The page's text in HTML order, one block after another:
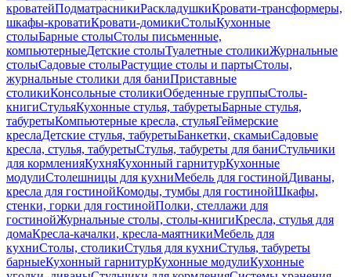
кроватейПодматрасникиРаскладушкиКровати-трансформеры,
шкафы-кроватиКровати-домикиСтолыКухонные
столыБарные столыСтолы письменные,
компьютерныеДетские столыТуалетные столикиЖурнальные
столыСадовые столыРастущие столы и партыСтолы,
журнальные столики для баниПриставные
столикиКонсольные столикиОбеденные группыСтолы-
книгиСтульяКухонные стулья, табуретыБарные стулья,
табуретыКомпьютерные кресла, стульяГеймерские
креслаДетские стулья, табуретыБанкетки, скамьиСадовые
кресла, стулья, табуретыСтулья, табуреты для баниСтульчики
для кормленияКухняКухонный гарнитурКухонные
модулиСтолешницы для кухниМебель для гостинойДиваны,
кресла для гостинойКомоды, тумбы для гостинойШкафы,
стенки, горки для гостинойПолки, стеллажи для
гостинойЖурнальные столы, столы-книгиКресла, стулья для
домаКресла-качалки, кресла-маятникиМебель для
кухниСтолы, столикиСтулья для кухниСтулья, табуреты
барныеКухонный гарнитурКухонные модулиКухонные